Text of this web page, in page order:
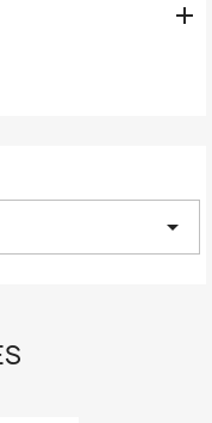

arrow_drop_down